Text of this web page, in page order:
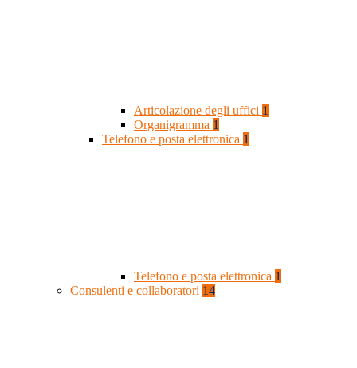
Articolazione degli uffici 1
Organigramma 1
Telefono e posta elettronica 1
Telefono e posta elettronica 1
Consulenti e collaboratori 14